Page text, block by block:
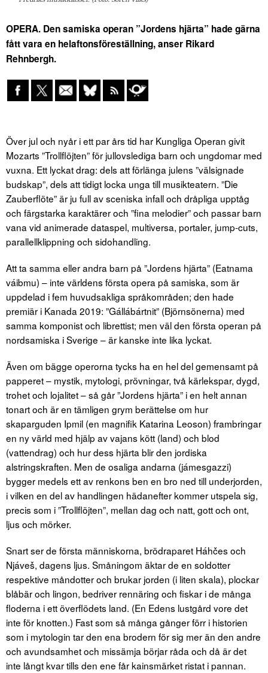
OPERA. Den samiska operan ”Jordens hjärta” hade gärna
fått vara en helaftonsföreställning, anser Rikard
Rehnbergh.
Över jul och nyår i ett par års tid har Kungliga Operan givit
Mozarts ”Trollflöjten” för jullovslediga barn och ungdomar med
vuxna. Ett lyckat drag: dels att förlänga julens ”välsignade
budskap”, dels att tidigt locka unga till musikteatern. ”Die
Zauberflöte” är ju full av sceniska infall och dråpliga upptåg
och färgstarka karaktärer och ”fina melodier” och passar barn
vana vid animerade dataspel, multiversa, portaler, jump-cuts,
parallellklippning och sidohandling.
Att ta samma eller andra barn på ”Jordens hjärta” (Eatnama
váibmu) – inte världens första opera på samiska, som är
uppdelad i fem huvudsakliga språkområden; den hade
premiär i Kanada 2019: ”Gállábártnit” (Björnsönerna) med
samma komponist och librettist; men väl den första operan på
nordsamiska i Sverige – är kanske inte lika lyckat.
Även om bägge operorna tycks ha en hel del gemensamt på
papperet – mystik, mytologi, prövningar, två kärlekspar, dygd,
trohet och lojalitet – så går ”Jordens hjärta” i en helt annan
tonart och är en tämligen grym berättelse om hur
skaparguden Ipmil (en magnifik Katarina Leoson) frambringar
en ny värld med hjälp av vajans kött (land) och blod
(vattendrag) och hur dess hjärta blir den jordiska
alstringskraften. Men de osaliga andarna (jámesgazzi)
bygger medels ett av renkons ben en bro ned till underjorden,
i vilken en del av handlingen hädanefter kommer utspela sig,
precis som i ”Trollflöjten”, mellan dag och natt, gott och ont,
ljus och mörker.
Snart ser de första människorna, brödraparet Háhčes och
Njáveš, dagens ljus. Småningom äktar de en soldotter
respektive måndotter och brukar jorden (i liten skala), plockar
blåbär och lingon, bedriver rennäring och fiskar i de många
floderna i ett överflödets land. (En Edens lustgård vore det
inte för knotten.) Fast som så många gånger förr i historien
som i mytologin tar den ena brodern för sig mer än den andre
och avundsamhet och missämja börjar råda och då är det
inte långt kvar tills den ene får kainsmärket ristat i pannan.